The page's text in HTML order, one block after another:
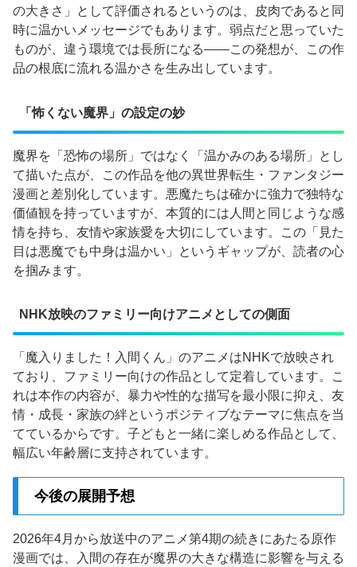
の大きさ」として評価されるというのは、皮肉であると同
時に温かいメッセージでもあります。弱点だと思っていた
ものが、違う環境では長所になる——この発想が、この作
品の根底に流れる温かさを生み出しています。
「怖くない魔界」の設定の妙
魔界を「恐怖の場所」ではなく「温かみのある場所」とし
て描いた点が、この作品を他の異世界転生・ファンタジー
漫画と差別化しています。悪魔たちは確かに強力で独特な
価値観を持っていますが、本質的には人間と同じような感
情を持ち、友情や家族愛を大切にしています。この「見た
目は悪魔でも中身は温かい」というギャップが、読者の心
を掴みます。
NHK放映のファミリー向けアニメとしての側面
「魔入りました！入間くん」のアニメはNHKで放映され
ており、ファミリー向けの作品として定着しています。こ
れは本作の内容が、暴力や性的な描写を最小限に抑え、友
情・成長・家族の絆というポジティブなテーマに焦点を当
てているからです。子どもと一緒に楽しめる作品として、
幅広い年齢層に支持されています。
今後の展開予想
2026年4月から放送中のアニメ第4期の続きにあたる原作
漫画では、入間の存在が魔界の大きな構造に影響を与える